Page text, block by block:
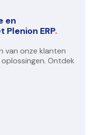
en
ERP.
van onze klanten
Ontdek